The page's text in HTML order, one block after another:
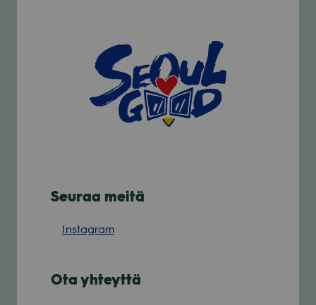
Seuraa meitä
Instagram
Ota yhteyttä